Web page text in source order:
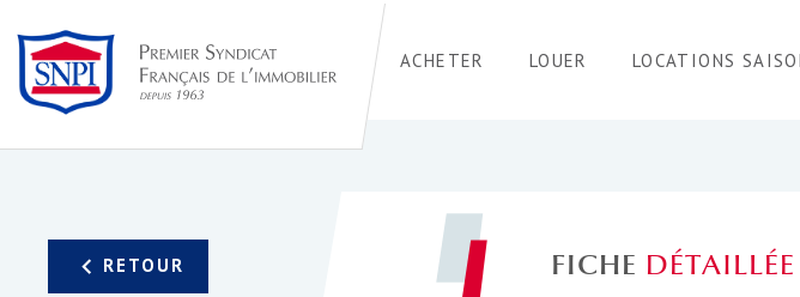
ACHETER LOUER LOCATIONS
FICHE DÉTAILLÉE